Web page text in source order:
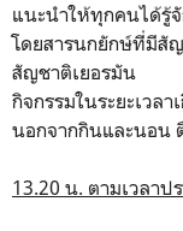
แนะนำให้ทุกคนได้รู้
โดยสารนกยักษ์ที่มีสั
สัญชาติเยอรมัน
กิจกรรมในระยะเวล
นอกจากกินและนอน
13.20 น. ตามเวลาป